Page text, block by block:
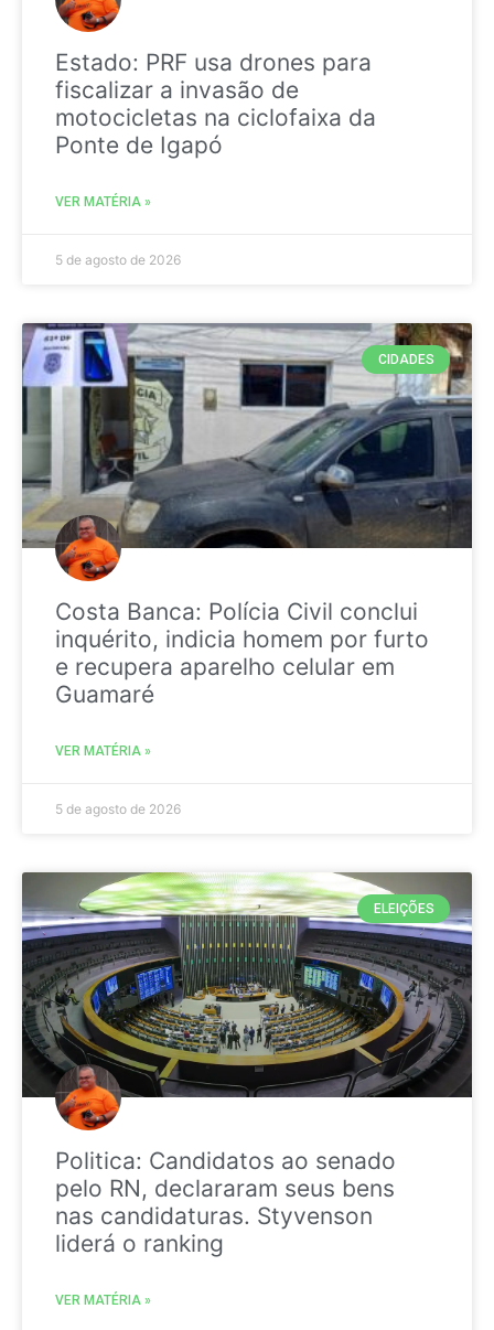
Estado: PRF usa drones para
fiscalizar a invasão de
motocicletas na ciclofaixa da
Ponte de Igapó
VER MATÉRIA »
5 de agosto de 2026
CIDADES
Costa Banca: Polícia Civil conclui
inquérito, indicia homem por furto
e recupera aparelho celular em
Guamaré
VER MATÉRIA »
5 de agosto de 2026
ELEIÇÕES
Politica: Candidatos ao senado
pelo RN, declararam seus bens
nas candidaturas. Styvenson
liderá o ranking
VER MATÉRIA »